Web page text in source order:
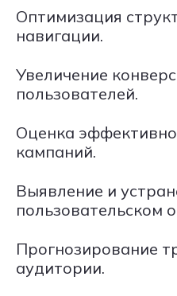
Оптимизация
навигации.
Увеличение
пользователей.
Оценка
кампаний.
Выявление и
пользовательском
Прогнозирование
аудитории.